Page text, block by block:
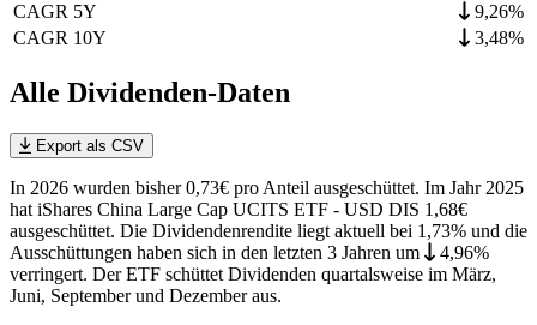
CAGR 5Y
9,26%
CAGR 10Y
3,48%
Alle Dividenden-Daten
Export als CSV
In 2026 wurden bisher 0,73€ pro Anteil ausgeschüttet. Im Jahr 2025
hat iShares China Large Cap UCITS ETF - USD DIS 1,68€
ausgeschüttet. Die Dividendenrendite liegt aktuell bei 1,73% und die
Ausschüttungen haben sich in den letzten 3 Jahren um
4,96%
verringert. Der ETF schüttet Dividenden quartalsweise im März,
Juni, September und Dezember aus.